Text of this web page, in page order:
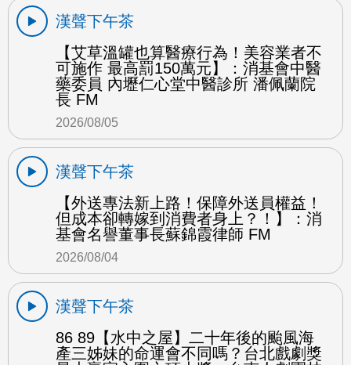
漢聲下午茶
【艾草溫罐也算醫療行為！美容業者不
可施作 最高罰150萬元】：消基會中醫
藥委員 內壢仁心堂中醫診所 潘佩蘭院
長 FM
2026/08/05
漢聲下午茶
【外送專法新上路！保障外送員權益！
但成本卻轉嫁到消費者身上？！】：消
基會名譽董事長蘇錦霞律師 FM
2026/08/04
漢聲下午茶
86 89【水中之屋】二十年後的颱風海
產三姊妹的命運會不同嗎？台北戲劇獎